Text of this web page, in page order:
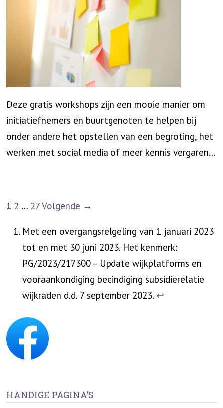
Deze gratis workshops zijn een mooie manier om
initiatiefnemers en buurtgenoten te helpen bij
onder andere het opstellen van een begroting, het
werken met social media of meer kennis vergaren…
1 2 … 27Volgende →
Met een overgangsrelgeling van 1 januari 2023
tot en met 30 juni 2023. Het kenmerk:
PG/2023/217300 – Update wijkplatforms en
vooraankondiging beeindiging subsidierelatie
wijkraden d.d. 7 september 2023. ↩︎
HANDIGE PAGINA’S